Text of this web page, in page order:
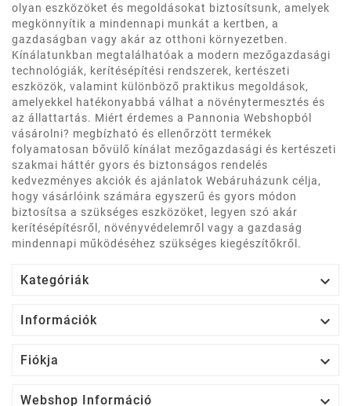
olyan eszközöket és megoldásokat biztosítsunk, amelyek
megkönnyítik a mindennapi munkát a kertben, a
gazdaságban vagy akár az otthoni környezetben.
Kínálatunkban megtalálhatóak a modern mezőgazdasági
technológiák, kerítésépítési rendszerek, kertészeti
eszközök, valamint különböző praktikus megoldások,
amelyekkel hatékonyabbá válhat a növénytermesztés és
az állattartás. Miért érdemes a Pannonia Webshopból
vásárolni? megbízható és ellenőrzött termékek
folyamatosan bővülő kínálat mezőgazdasági és kertészeti
szakmai háttér gyors és biztonságos rendelés
kedvezményes akciók és ajánlatok Webáruházunk célja,
hogy vásárlóink számára egyszerű és gyors módon
biztosítsa a szükséges eszközöket, legyen szó akár
kerítésépítésről, növényvédelemről vagy a gazdaság
mindennapi működéséhez szükséges kiegészítőkről.
Kategóriák 
Információk 
Fiókja 
Webshop Információ 